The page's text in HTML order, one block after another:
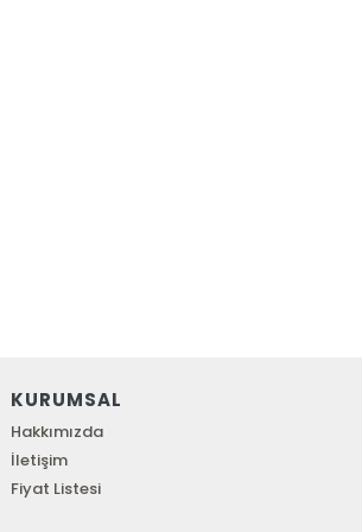
KURUMSAL
Hakkımızda
İletişim
Fiyat Listesi